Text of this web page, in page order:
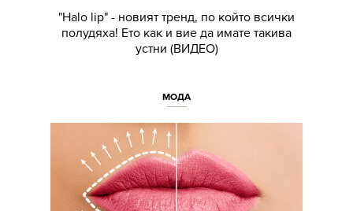
"Halo lip" - новият тренд, по който всички
полудяха! Ето как и вие да имате такива
устни (ВИДЕО)
МОДА